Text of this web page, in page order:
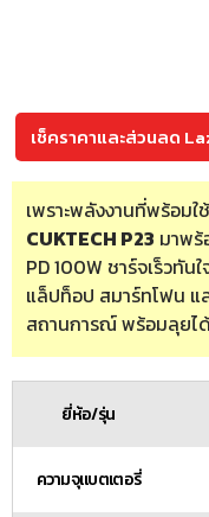
เช็คราคาและส่วนลด
เพราะพลังงานที่พร้อม
CUKTECH P23 มาพร้
PD 100W ชาร์จเร็วทั
แล็ปท็อป สมาร์ทโฟน แ
สถานการณ์ พร้อมลุยไ
ยี่ห้อ/รุ่น
ความจุแบตเตอรี่